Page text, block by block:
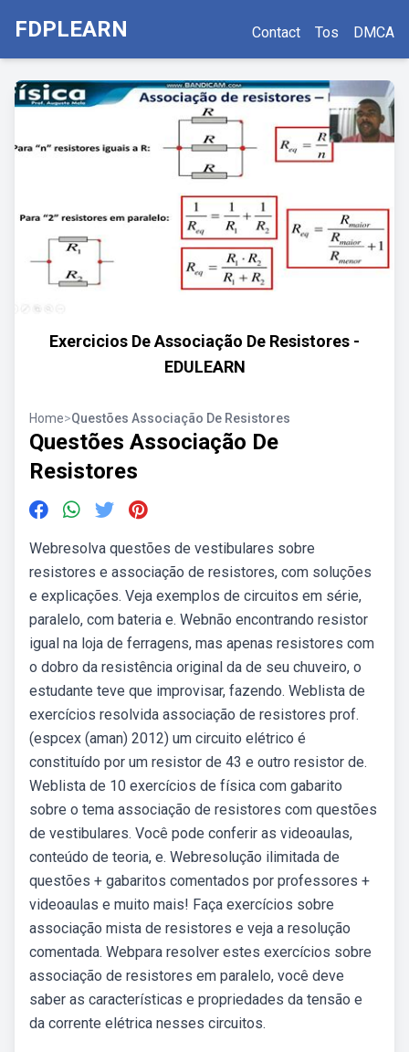
FDPLEARN Contact Tos DMCA
Exercicios De Associação De Resistores -
EDULEARN
Home>Questões Associação De Resistores
Questões Associação De
Resistores
Webresolva questões de vestibulares sobre
resistores e associação de resistores, com soluções
e explicações. Veja exemplos de circuitos em série,
paralelo, com bateria e. Webnão encontrando resistor
igual na loja de ferragens, mas apenas resistores com
o dobro da resistência original da de seu chuveiro, o
estudante teve que improvisar, fazendo. Weblista de
exercícios resolvida associação de resistores prof.
(espcex (aman) 2012) um circuito elétrico é
constituído por um resistor de 43 e outro resistor de.
Weblista de 10 exercícios de física com gabarito
sobre o tema associação de resistores com questões
de vestibulares. Você pode conferir as videoaulas,
conteúdo de teoria, e. Webresolução ilimitada de
questões + gabaritos comentados por professores +
videoaulas e muito mais! Faça exercícios sobre
associação mista de resistores e veja a resolução
comentada. Webpara resolver estes exercícios sobre
associação de resistores em paralelo, você deve
saber as características e propriedades da tensão e
da corrente elétrica nesses circuitos.